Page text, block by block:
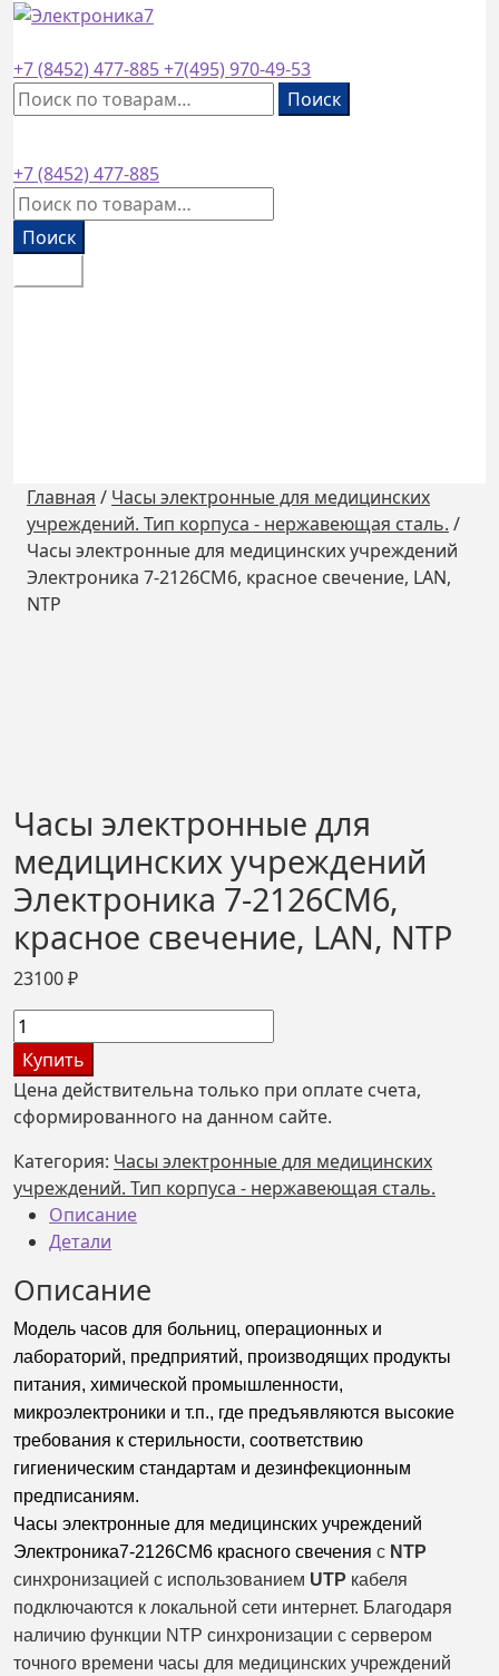
+7 (8452) 477-885+7(495) 970-49-53
Искать:
Поиск
+7 (8452) 477-885
Искать:
Поиск
Главная / Часы электронные для медицинских
учреждений. Тип корпуса - нержавеющая сталь. /
Часы электронные для медицинских учреждений
Электроника 7-2126СМ6, красное свечение, LAN,
NTP
Часы электронные для
медицинских учреждений
Электроника 7-2126СМ6,
красное свечение, LAN, NTP
23100₽
Количество
товара
Часы
электронные
для
медицинских
учреждений
Электроника
красное
свечение,
LAN,
NTP
Купить
Цена действительна только при оплате счета,
сформированного на данном сайте.
Категория: Часы электронные для медицинских
учреждений. Тип корпуса - нержавеющая сталь.
Описание
Детали
Описание
Модель часов для больниц, операционных и
лабораторий, предприятий, производящих продукты
питания, химической промышленности,
микроэлектроники и т.п., где предъявляются высокие
требования к стерильности, соответствию
гигиеническим стандартам и дезинфекционным
предписаниям.
Часы электронные для медицинских учреждений
Электроника7-2126СМ6 красного свечения с NTP
синхронизацией с использованием UTP кабеля
подключаются к локальной сети интернет. Благодаря
наличию функции NTP синхронизации с сервером
точного времени часы для медицинских учреждений